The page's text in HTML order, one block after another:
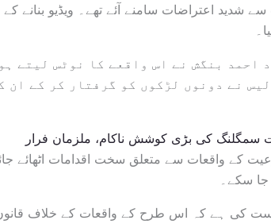
اعتراضات سامنے آئے تھے۔ ویڈیو بنانے
احمد بنگش نے اس واقعے کا نوٹس لیتے
نے دونوں لڑکوں کو گرفتار کر کے ان
سمگلنگ کی بڑی کوشش ناکام، ملزمان فرار
کے واقعات سے متعلق سخت اقدامات اٹھائے
سکے۔
کی ہے کہ اس طرح کے واقعات کے خلاف